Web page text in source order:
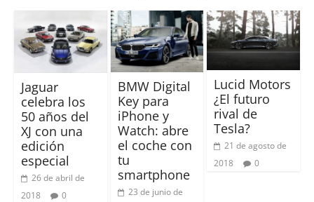
Jaguar
celebra los
50 años del
XJ con una
edición
especial
26 de abril de
2018
0
BMW Digital
Key para
iPhone y
Watch: abre
el coche con
tu
smartphone
23 de junio de
Lucid Motors
¿El futuro
rival de
Tesla?
21 de agosto de
2018
0